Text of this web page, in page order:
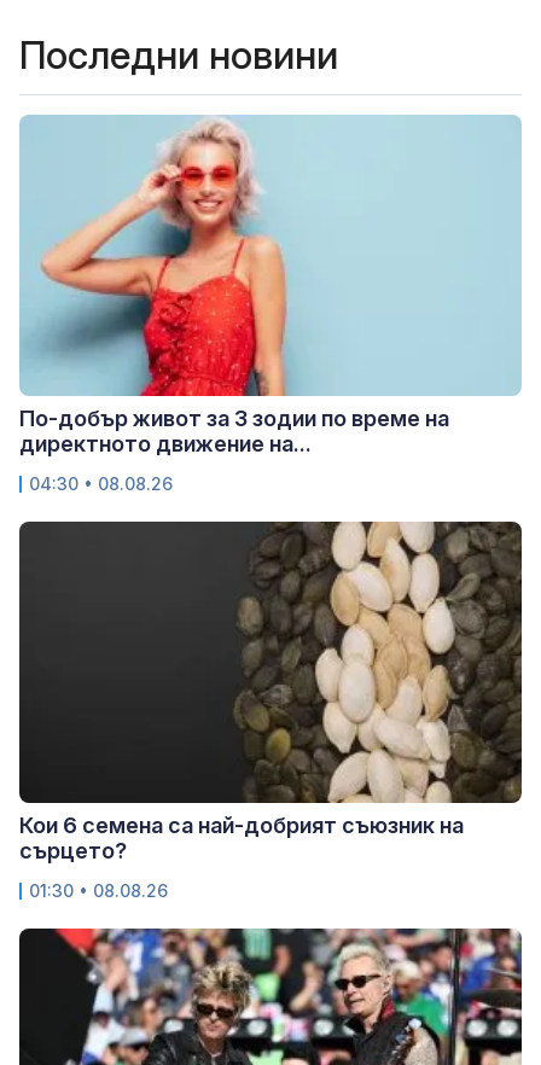
Последни новини
По-добър живот за 3 зодии по време на
директното движение на...
04:30 • 08.08.26
Кои 6 семена са най-добрият съюзник на
сърцето?
01:30 • 08.08.26